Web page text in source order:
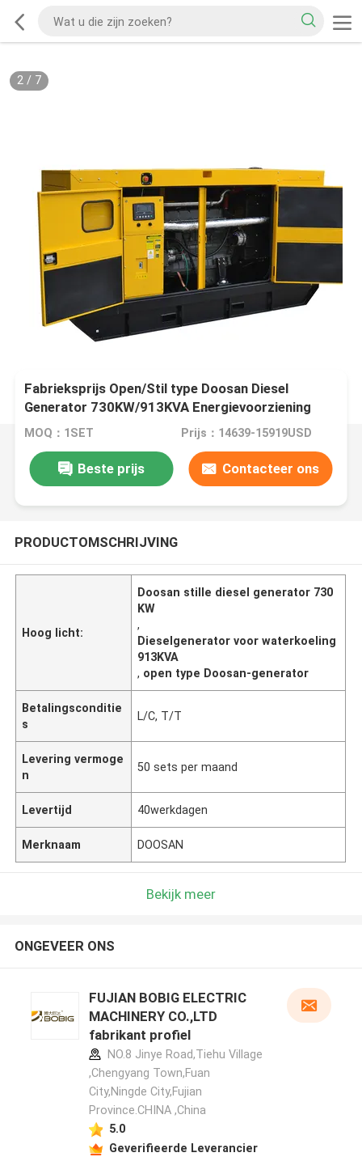
2/ 7
Fabrieksprijs Open/Stil type Doosan Diesel
Generator 730KW/913KVA Energievoorziening
Waterkoeling
MOQ：1SET Prijs：14639-15919USD
Beste prijs Contacteer ons
PRODUCTOMSCHRIJVING
Hoog licht:
Doosan stille diesel generator 730
KW
,
Dieselgenerator voor waterkoeling
913KVA
, open type Doosan-generator
Betalingsconditie
s
L/C, T/T
Levering vermoge
n
50 sets per maand
Levertijd 40werkdagen
Merknaam DOOSAN
Bekijk meer
ONGEVEER ONS
FUJIAN BOBIG ELECTRIC
MACHINERY CO.,LTD
fabrikant profiel
NO.8 Jinye Road,Tiehu Village
,Chengyang Town,Fuan
City,Ningde City,Fujian
Province.CHINA ,China
5.0
Geverifieerde Leverancier